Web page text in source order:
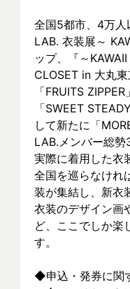
全国5都市、4万⼈
LAB. 衣装展～
ップ、『～
CLOSET in 大丸東
「FRUITS
「SWEET
して新たに「
LAB.メンバー総
実際に着⽤した衣
全国を巡らなけれ
装が集結し、新⾐
衣装のデザイン画
ど、ここでしか楽
す。
◆申込・発券に関